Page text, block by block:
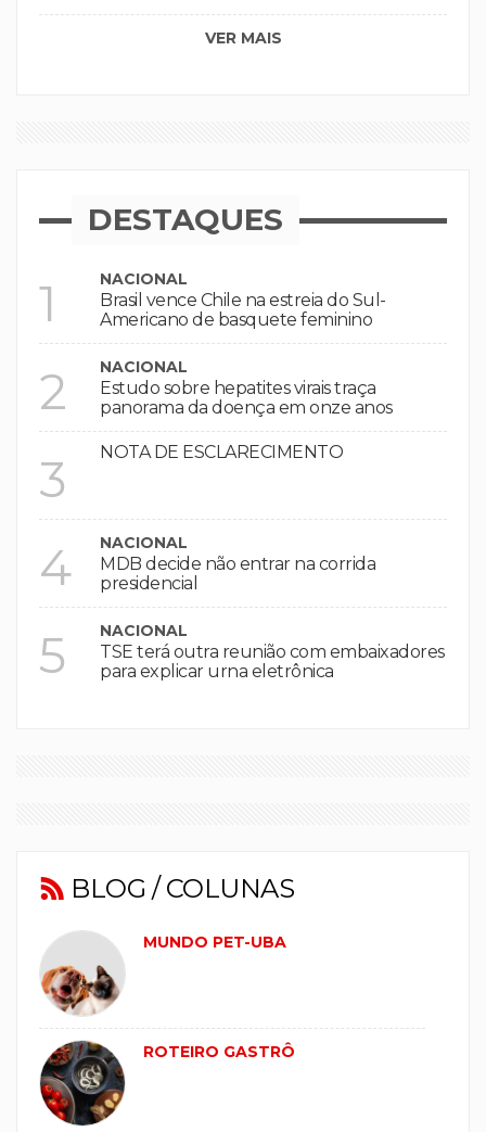
VER MAIS
DESTAQUES
1 NACIONAL
Brasil vence Chile na estreia do Sul-
Americano de basquete feminino
2 NACIONAL
Estudo sobre hepatites virais traça
panorama da doença em onze anos
3 NOTA DE ESCLARECIMENTO
4 NACIONAL
MDB decide não entrar na corrida
presidencial
5 NACIONAL
TSE terá outra reunião com embaixadores
para explicar urna eletrônica
BLOG / COLUNAS
MUNDO PET-UBA
ROTEIRO GASTRÔ